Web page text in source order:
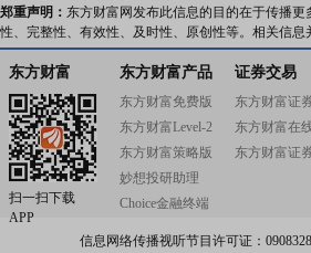
产权优势企业,国家工业互
务型制造示范、制造业双
合应用示范,四川省行业型
融合GB/T23001、质量管
科技创新推动“工业物联化
的数智化转型发展路径,践
全局管控的云智造模式,努
郑重声明： 东方财富网发布此信息的目的在于传播
性、完整性、有效性、及时性、原创性等。相关信
东方财富
扫一扫下载
APP
东方财富产品
东方财富免费版
东方财富Level-2
东方财富策略版
妙想投研助理
Choice金融终端
证券交易
东方财富证
东方财富在
东方财富证
信息网络传播视听节目许可证：